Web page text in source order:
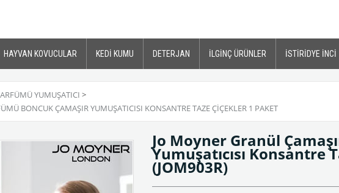
HAYVAN KOVUCULAR KEDİ KUMU DETERJAN İLGİNÇ ÜRÜNLER İSTİRİDYE İNCİ
YUMUŞATICI >
BONCUK ÇAMAŞIR YUMUŞATICISI KONSANTRE TAZE ÇIÇEKLER 1 PAKET
Jo Moyner Granül
Yumuşatıcısı Konsantre
(JOM903R)